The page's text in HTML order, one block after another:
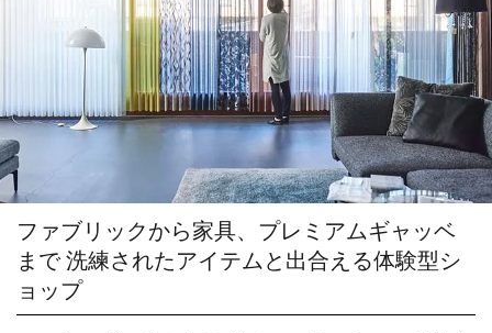
ファブリックから家具、プレミアムギャッベ
まで洗練されたアイテムと出合える体験型シ
ョップ